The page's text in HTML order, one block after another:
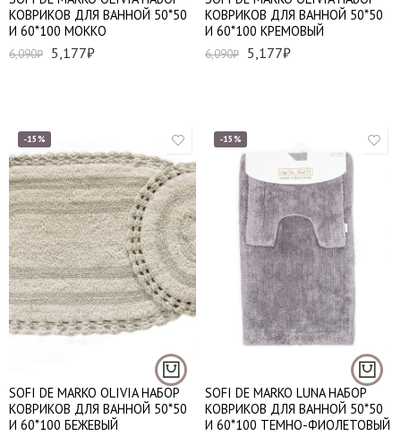
КОВРИКОВ ДЛЯ ВАННОЙ 50*50
И 60*100 МОККО
6,090₽ 5,177₽
КОВРИКОВ ДЛЯ ВАННОЙ 50*50
И 60*100 КРЕМОВЫЙ
6,090₽ 5,177₽
-15%
SOFI DE MARKO OLIVIA НАБОР
КОВРИКОВ ДЛЯ ВАННОЙ 50*50
И 60*100 БЕЖЕВЫЙ
-15%
SOFI DE MARKO LUNA НАБОР
КОВРИКОВ ДЛЯ ВАННОЙ 50*50
И 60*100 ТЕМНО-ФИОЛЕТОВЫЙ